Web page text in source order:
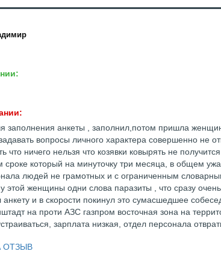
заполнения анкеты , заполнил,потом пришла
вопросы личного характера совершенно не
что ничего нельзя что козявки ковырять не
сроке который на минуточку три месяца, в общем
людей не грамотных и с ограниченным
этой женщины одни слова паразиты , что сразу
анкету и в скорости покинул это сумасшедшее
на проти АЗС газпром восточная зона на
зарплата низкая, отдел персонала
ОТЗЫВ